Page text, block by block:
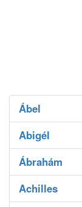
Ábel
Abigél
Ábrahám
Achilles